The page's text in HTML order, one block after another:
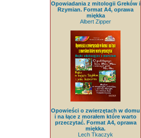
Opowiadania z mitologii Greków i
Rzymian. Format A4, oprawa
miękka
Albert Zipper
Opowieści o zwierzętach w domu
i na łące z morałem które warto
przeczytać. Format A4, oprawa
miękka.
Lech Tkaczyk